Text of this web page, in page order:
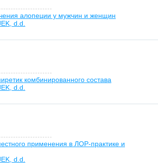
алопеции у мужчин и женщин
d.d.
комбинированного состава
d.d.
применения в ЛОР-практике и
d.d.